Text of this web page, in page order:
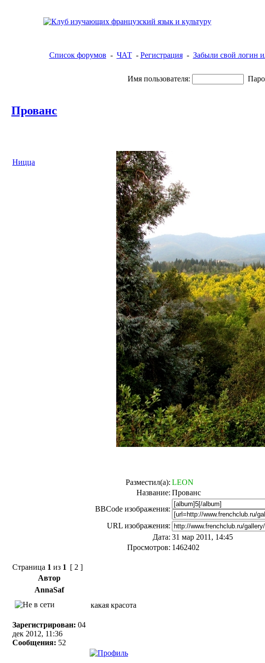
Список форумов - ЧАТ- Регистрация- Забыли свой логин
Имя пользователя:
Прованс
Ницца
Разместил(а): LEON
Название: Прованс
BBCode изображения:
URL изображения:
Дата: 31 мар 2011, 14:45
Просмотров: 1462402
Страница 1 из 1 [ 2 ]
Автор
AnnaSaf
Зарегистрирован: 04
дек 2012, 11:36
Сообщения: 52
какая красота